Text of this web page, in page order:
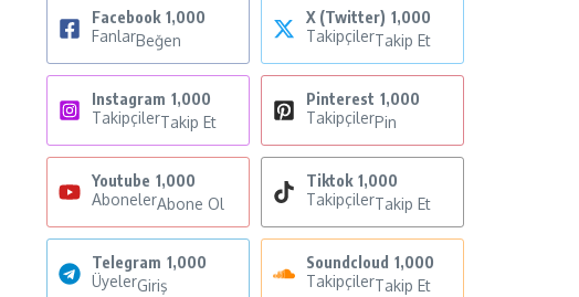
Facebook 1,000
FanlarBeğen
X (Twitter) 1,000
TakipçilerTakip Et
Instagram 1,000
TakipçilerTakip Et
Pinterest 1,000
TakipçilerPin
Youtube 1,000
AbonelerAbone Ol
Tiktok 1,000
TakipçilerTakip Et
Telegram 1,000
ÜyelerGiriş
Soundcloud 1,000
TakipçilerTakip Et